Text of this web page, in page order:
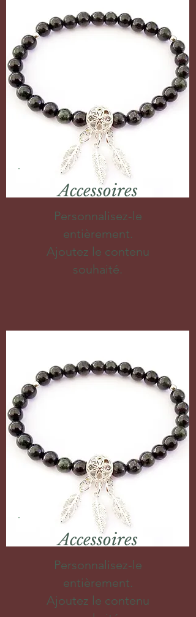
Accessoires
Personnalisez-le
entièrement.
Ajoutez le contenu
souhaité.
Accessoires
Personnalisez-le
entièrement.
Ajoutez le contenu